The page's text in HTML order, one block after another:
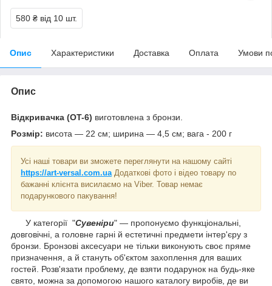
580 ₴ від 10 шт.
Опис Характеристики Доставка Оплата Умови
Опис
Відкривачка (OT-6) виготовлена з бронзи.
Розмір: висота — 22 см; ширина — 4,5 см; вага - 200 г
Усі наші товари ви зможете переглянути на нашому сайті
https://art-versal.com.ua Додаткові фото і відео товару по
бажанні клієнта висилаємо на Viber. Товар немає
подарункового пакування!
У категорії "Сувеніри" — пропонуємо функціональні,
довговічні, а головне гарні й естетичні предмети інтер'єру з
бронзи. Бронзові аксесуари не тільки виконують своє пряме
призначення, а й стануть об'єктом захоплення для ваших
гостей. Розв'язати проблему, де взяти подарунок на будь-яке
свято, можна за допомогою нашого каталогу виробів, де ви